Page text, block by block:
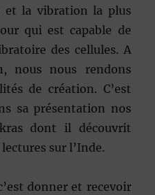
et la vibration la plus
qui est capable de
des cellules. A
nous nous rendons
de création. C’est
sa présentation nos
dont il découvrit
sur l’Inde.
donner et recevoir